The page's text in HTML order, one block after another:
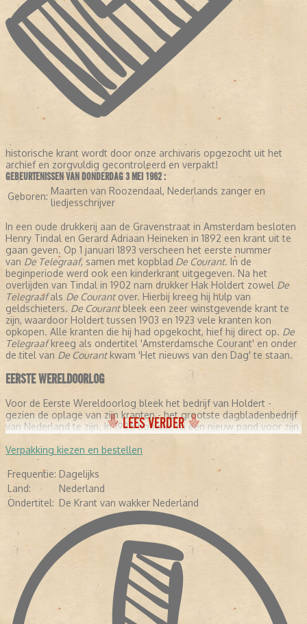
historische krant wordt door onze archivaris opgezocht uit het
archief en zorgvuldig gecontroleerd en verpakt!
GEBEURTENISSEN VAN DONDERDAG 3 MEI 1962 :
Geboren: Maarten van Roozendaal, Nederlands zanger en
liedjesschrijver
In een oude drukkerij aan de Gravenstraat in Amsterdam besloten
Henry Tindal en Gerard Adriaan Heineken in 1892 een krant uit te
gaan geven. Op 1 januari 1893 verscheen het eerste nummer
van De Telegraaf, samen met kopblad De Courant. In de
beginperiode werd ook een kinderkrant uitgegeven. Na het
overlijden van Tindal in 1902 nam drukker Hak Holdert zowel De
Telegraafals De Courantover. Hierbij kreeg hij hulp van
geldschieters. De Courantbleek een zeer winstgevende krant te
zijn, waardoor Holdert tussen 1903 en 1923 vele kranten kon
opkopen. Alle kranten die hij had opgekocht, hief hij direct op. De
Telegraafkreeg als ondertitel 'Amsterdamsche Courant' en onder
de titel van De Courantkwam 'Het nieuws van den Dag' te staan.
EERSTE WERELDOORLOG
Voor de Eerste Wereldoorlog bleek het bedrijf van Holdert -
gezien de oplage van zijn kranten - het grootste dagbladenbedrijf
van Nederland te zijn. In 1926 bouwde hij een nieuw pand voor zijn
drukkerij/redactie aan de Nieuwezijds Voorburgwal, die in 1930 in
gebruik werd genomen. Tegelijk een goed moment voor Holdert
om de laatst overgebleven mede-aandeelhouder uit te kopen.
Hoewel Nederland tijdens de Eerste Wereldoorlog geen partij
zocht, had Hak Holdert een pro-Engelse en -Franse standpunten.
Die standpnten waren nadrukkelijk terug te lezen in
De krant vond dat Nederland niet neutraal kon zijn, en partij moest
kiezen.
TWEEDE WERELDOORLOG
Tijdens de Tweede Wereldoorlog werden in de drukkerij van
Telegraaf
pro-Duitse bladen. De Duitsers konden rekeningen op
financiële steun, zolang het bedrijf van Holdert maar niet in de
handen van de Duitsers zou komen te vallen. In 1944 overlijdt
LEES VERDER
Verpakking kiezen en bestellen
Frequentie: Dagelijks
Land:
Nederland
Ondertitel: De Krant van wakker Nederland